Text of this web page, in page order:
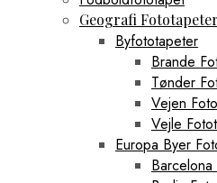
Geografi Fototapeter
Byfototapeter
Brande
Tønder
Vejen
Vejle
Europa Byer